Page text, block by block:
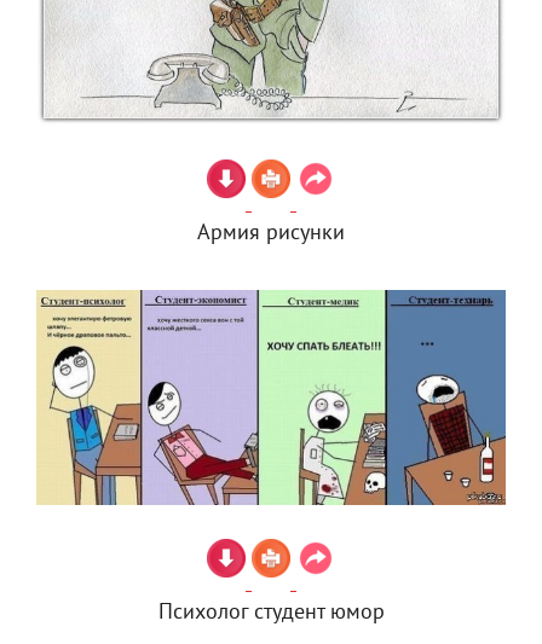
Армия рисунки
Психолог студент юмор